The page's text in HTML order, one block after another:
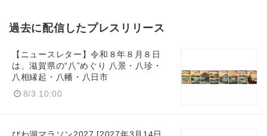
過去に配信したプレスリリース
【ニュースレター】令和８年８月８日
は、滋賀県の“八”めぐり 八景・八珍・
八相縁起・八幡・八日市
8/3 10:00